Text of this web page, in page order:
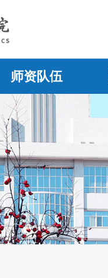
师资队伍